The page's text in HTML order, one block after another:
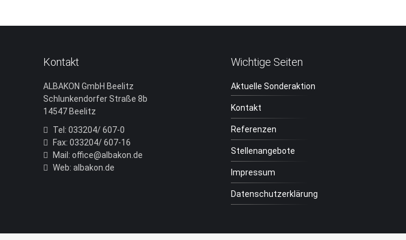
Kontakt
ALBAKON GmbH Beelitz
Schlunkendorfer Straße 8b
14547 Beelitz
Tel: 033204/ 607-0
Fax: 033204/ 607-16
Mail: office@albakon.de
Web: albakon.de
Wichtige Seiten
Aktuelle Sonderaktion
Kontakt
Referenzen
Stellenangebote
Impressum
Datenschutzerklärung